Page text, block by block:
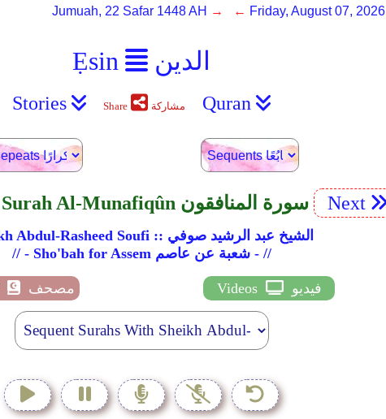
Ẹsin الدين
Jumuah, 22 Safar 1448 AH → ← Friday, August 07, 2026
Stories Share مشاركة Quran
63. Surah Al-Munafiqûn سورة المنافقون Next
Sheikh Abdul-Rasheed Soufi :: الشيخ عبد الرشيد صوفي
// - Sho'bah for Assem شعبة عن عاصم - //
مصحف Videos فيديو